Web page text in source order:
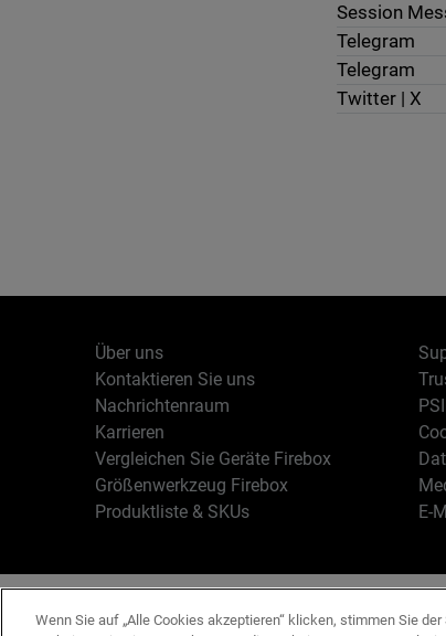
Session
Telegram
Telegram
Twitter | X
Über uns
Kontaktieren Sie uns
Nachrichtenraum
Karrieren
Vergleichen Sie Geräte Firebox
Größenwerkzeug Firebox
Produktliste & SKUs
E-
Wenn Sie auf „Alle Cookies akzeptieren“ klicken, stimmen Sie